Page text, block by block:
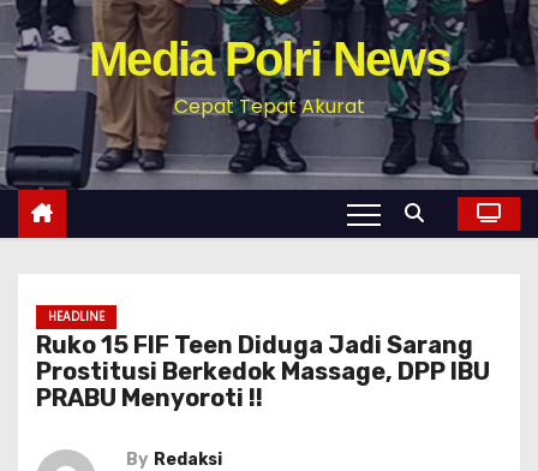
Media Polri News
Cepat Tepat Akurat
HEADLINE
Ruko 15 FIF Teen Diduga Jadi Sarang
Prostitusi Berkedok Massage, DPP IBU
PRABU Menyoroti !!
By Redaksi